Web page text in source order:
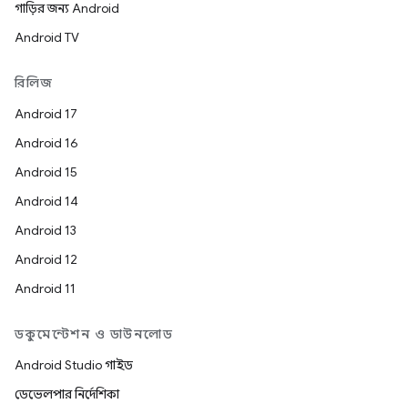
গাড়ির জন্য Android
Android TV
রিলিজ
Android 17
Android 16
Android 15
Android 14
Android 13
Android 12
Android 11
ডকুমেন্টেশন ও ডাউনলোড
Android Studio গাইড
ডেভেলপার নির্দেশিকা